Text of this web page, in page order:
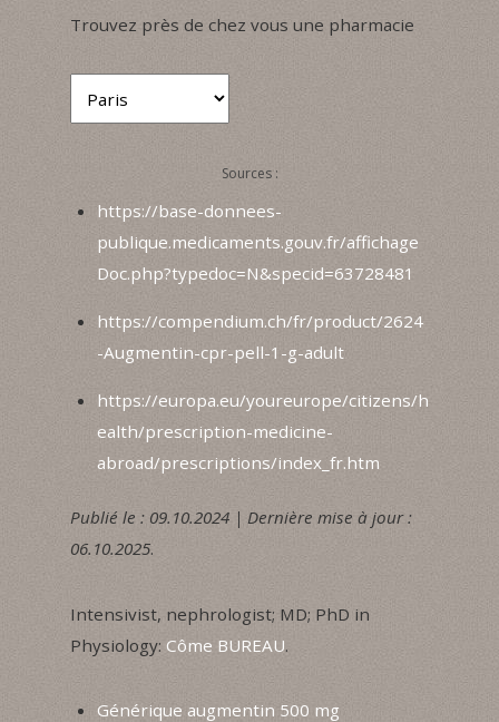
Trouvez près de chez vous une pharmacie
Sources :
https://base-donnees-
publique.medicaments.gouv.fr/affichage
Doc.php?typedoc=N&specid=63728481
https://compendium.ch/fr/product/2624
-Augmentin-cpr-pell-1-g-adult
https://europa.eu/youreurope/citizens/h
ealth/prescription-medicine-
abroad/prescriptions/index_fr.htm
Publié le : 09.10.2024 | Dernière mise à jour :
06.10.2025.
Intensivist, nephrologist; MD; PhD in
Physiology: Côme BUREAU.
Générique augmentin 500 mg